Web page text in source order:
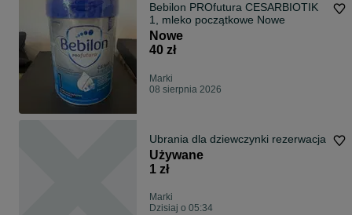
Bebilon PROfutura CESARBIOTIK
1, mleko początkowe Nowe
Nowe
40 zł
Marki
08 sierpnia 2026
Ubrania dla dziewczynki rezerwacja
Używane
1 zł
Marki
Dzisiaj o 05:34